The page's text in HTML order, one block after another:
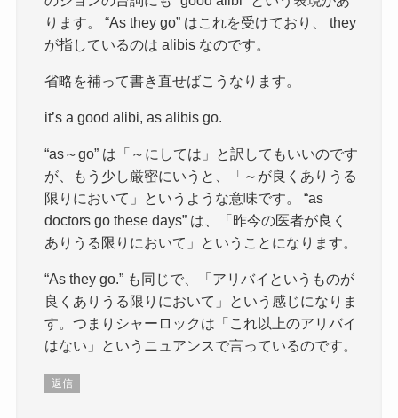
ります。 “As they go” はこれを受けており、 they
が指しているのは alibis なのです。
省略を補って書き直せばこうなります。
it’s a good alibi, as alibis go.
“as～go” は「～にしては」と訳してもいいのです
が、もう少し厳密にいうと、「～が良くありうる
限りにおいて」というような意味です。 “as
doctors go these days” は、「昨今の医者が良く
ありうる限りにおいて」ということになります。
“As they go.” も同じで、「アリバイというものが
良くありうる限りにおいて」という感じになりま
す。つまりシャーロックは「これ以上のアリバイ
はない」というニュアンスで言っているのです。
返信